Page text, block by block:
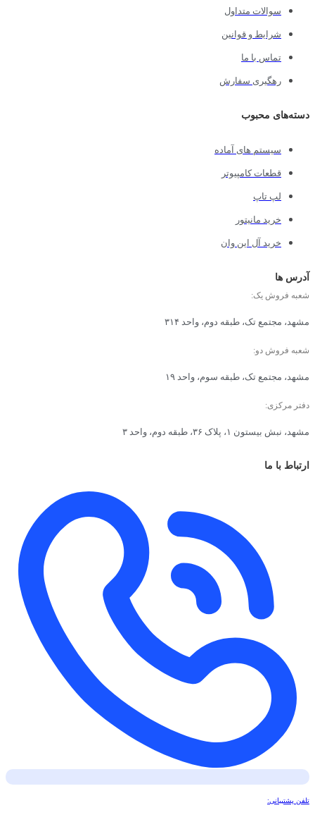
سوالات متداول
شرایط و قوانین
تماس با ما
رهگیری سفارش
دسته‌های محبوب
سیستم های آماده
قطعات کامپیوتر
لپ تاپ
خرید مانیتور
خرید آل این وان
آدرس ها
شعبه فروش یک:
مشهد، مجتمع تک، طبقه دوم، واحد ۳۱۴
شعبه فروش دو:
مشهد، مجتمع تک، طبقه سوم، واحد ۱۹
دفتر مرکزی:
مشهد، نبش بیستون ۱، پلاک ۳۶، طبقه دوم، واحد ۳
ارتباط با ما
تلفن پشتیبانی: